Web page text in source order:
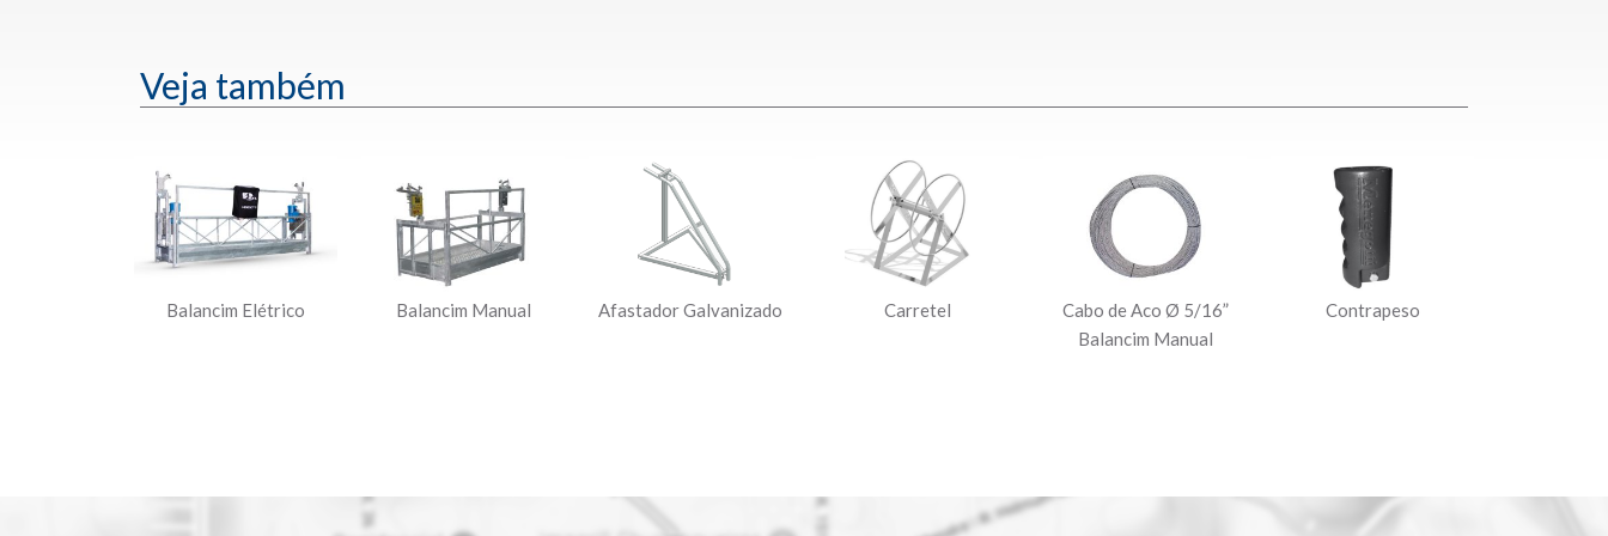
Veja também
Balancim Elétrico Balancim Manual Afastador Galvanizado Carretel
Cabo de Aco Ø 5/16”
Balancim Manual
Contrapeso